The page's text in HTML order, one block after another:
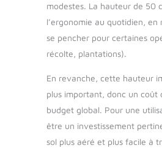
modestes. La hauteur de 50
l’ergonomie au quotidien, en
se pencher pour certaines
récolte, plantations).
En revanche, cette hauteur
plus important, donc un coût
budget global. Pour une
être un investissement
sol plus aéré et plus facile à